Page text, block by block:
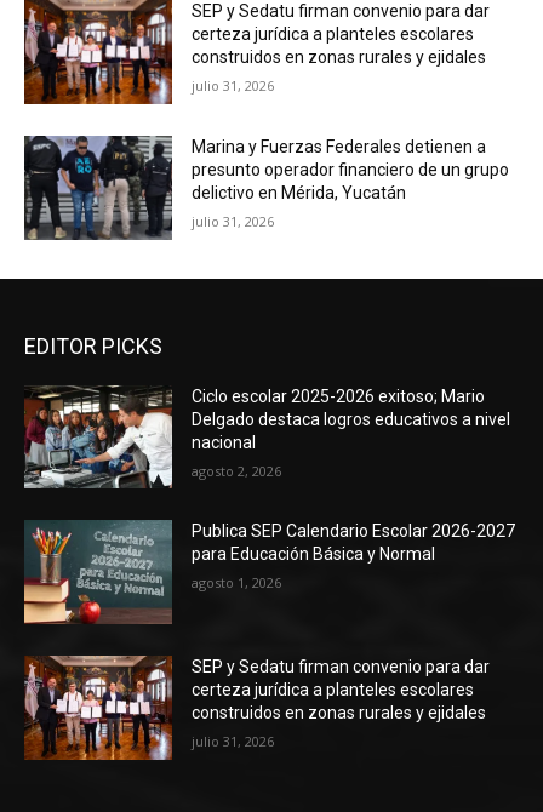
SEP y Sedatu firman convenio para dar
certeza jurídica a planteles escolares
construidos en zonas rurales y ejidales
julio 31, 2026
Marina y Fuerzas Federales detienen a
presunto operador financiero de un grupo
delictivo en Mérida, Yucatán
julio 31, 2026
EDITOR PICKS
Ciclo escolar 2025-2026 exitoso; Mario
Delgado destaca logros educativos a nivel
nacional
agosto 2, 2026
Publica SEP Calendario Escolar 2026-2027
para Educación Básica y Normal
agosto 1, 2026
SEP y Sedatu firman convenio para dar
certeza jurídica a planteles escolares
construidos en zonas rurales y ejidales
julio 31, 2026